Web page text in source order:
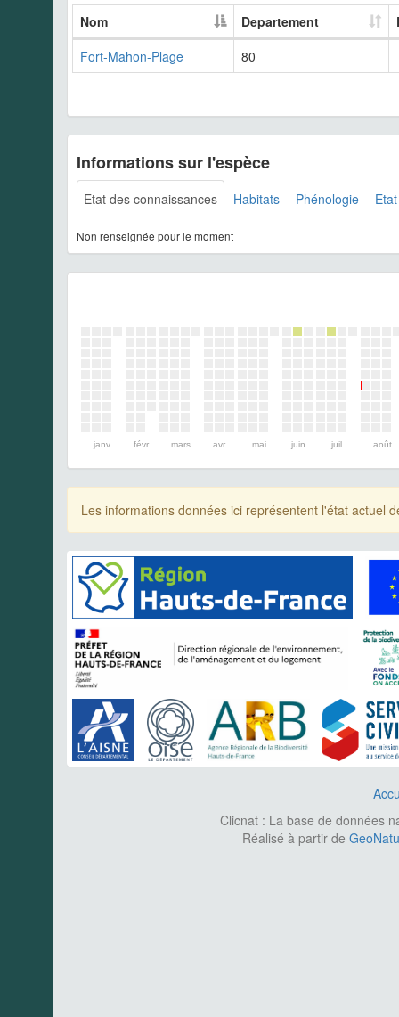
Nom Departement
Fort-Mahon-Plage
80
Informations sur l'espèce
Etat des connaissances Habitats Phénologie
Non renseignée pour le moment
janv. févr. mars avr. mai juin juil. août
Les informations données ici représentent l'état actuel
Clicnat : La base de données
Réalisé à partir de